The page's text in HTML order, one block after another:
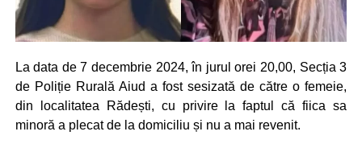
La data de 7 decembrie 2024, în jurul orei 20,00, Secția 3
de Poliție Rurală Aiud a fost sesizată de către o femeie,
din localitatea Rădești, cu privire la faptul că fiica sa
minoră a plecat de la domiciliu și nu a mai revenit.